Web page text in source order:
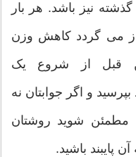
نیز باشد. هر بار
می گردد کاهش وزن
قبل از شروع یک
و اگر جوابتان نه
مطمئن شوید روشتان
پایبند باشید.